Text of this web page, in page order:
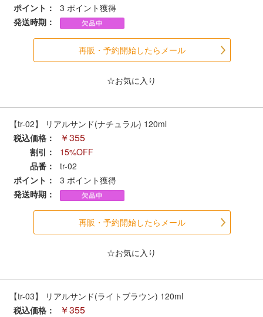
走行エリア別 鉄道模型車両リスト
関東
中部 関西
中国・四国
お役立ち情報
商品レビュー
LINEお友達登録
Infomation
ポイント：
3 ポイント獲得
発送時期：
再販・予約開始したらメール
☆お気に入り
【tr-02】 リアルサンド(ナチュラル) 120ml
税込価格：
￥355
割引：
15%OFF
品番：
tr-02
ポイント：
3 ポイント獲得
発送時期：
再販・予約開始したらメール
☆お気に入り
【tr-03】 リアルサンド(ライトブラウン) 120ml
税込価格：
￥355